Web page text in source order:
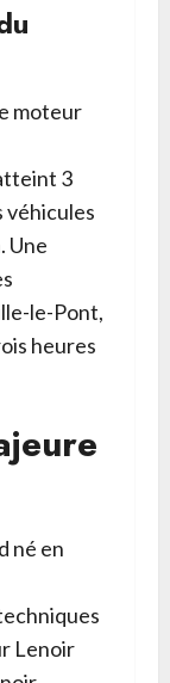
moteur
3
véhicules
Une
le-Pont,
heures
né en
Lenoir